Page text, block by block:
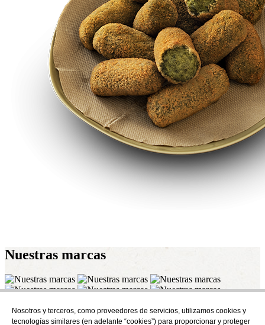
Nosotros y terceros, como proveedores de servicios, utilizamos cookies y
tecnologías similares (en adelante “cookies”) para proporcionar y proteger
Nuestras marcas
Suscríbete